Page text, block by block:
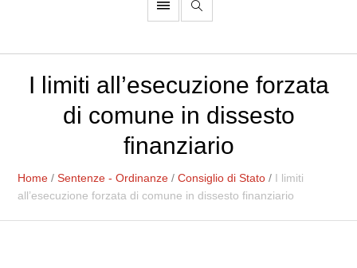
I limiti all’esecuzione forzata
di comune in dissesto
finanziario
Home /Sentenze - Ordinanze /Consiglio di Stato / I limiti
all’esecuzione forzata di comune in dissesto finanziario